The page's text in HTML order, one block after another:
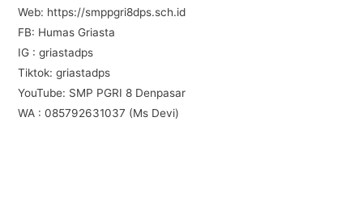
Web: https://smppgri8dps.sch.id
FB: Humas Griasta
IG : griastadps
Tiktok: griastadps
YouTube: SMP PGRI 8 Denpasar
WA : 085792631037 (Ms Devi)